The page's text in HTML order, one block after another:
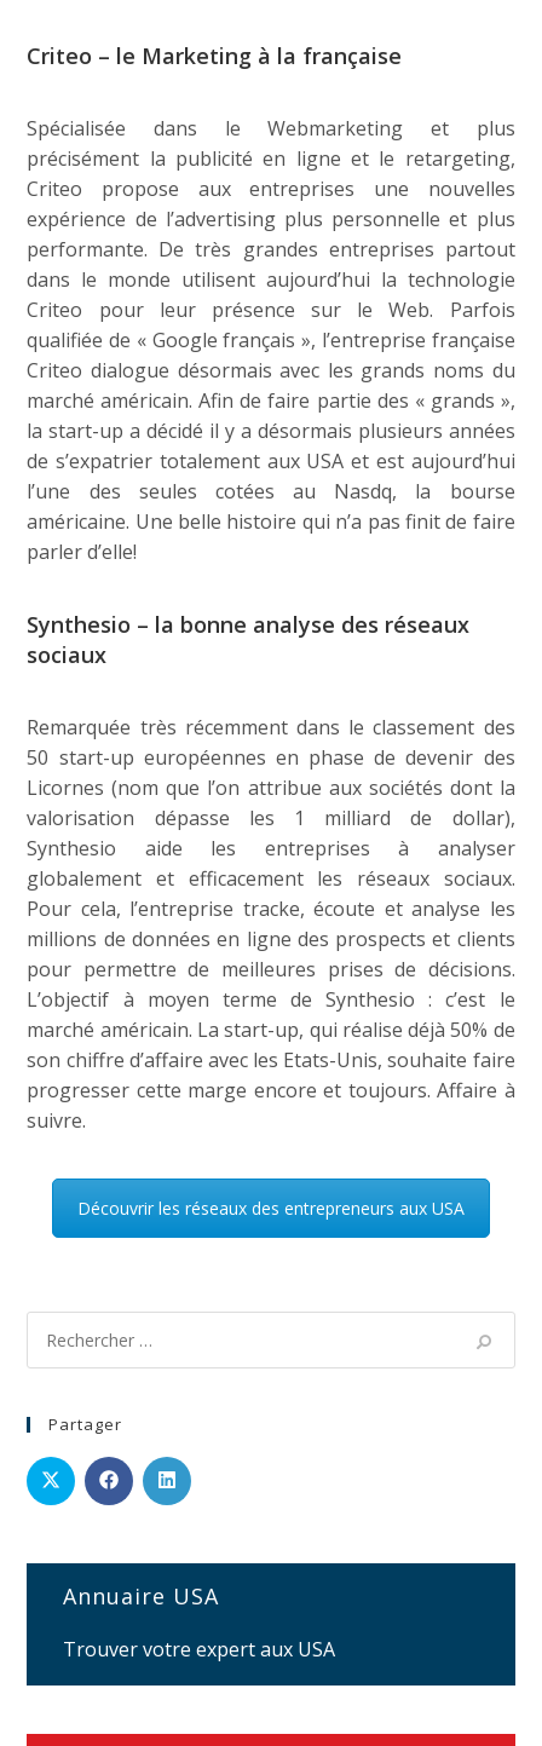
Criteo – le Marketing à la française
Spécialisée dans le Webmarketing et plus
précisément la publicité en ligne et le retargeting,
Criteo propose aux entreprises une nouvelles
expérience de l’advertising plus personnelle et plus
performante. De très grandes entreprises partout
dans le monde utilisent aujourd’hui la technologie
Criteo pour leur présence sur le Web. Parfois
qualifiée de « Google français », l’entreprise française
Criteo dialogue désormais avec les grands noms du
marché américain. Afin de faire partie des « grands »,
la start-up a décidé il y a désormais plusieurs années
de s’expatrier totalement aux USA et est aujourd’hui
l’une des seules cotées au Nasdq, la bourse
américaine. Une belle histoire qui n’a pas finit de faire
parler d’elle!
Synthesio – la bonne analyse des réseaux
sociaux
Remarquée très récemment dans le classement des
50 start-up européennes en phase de devenir des
Licornes (nom que l’on attribue aux sociétés dont la
valorisation dépasse les 1 milliard de dollar),
Synthesio aide les entreprises à analyser
globalement et efficacement les réseaux sociaux.
Pour cela, l’entreprise tracke, écoute et analyse les
millions de données en ligne des prospects et clients
pour permettre de meilleures prises de décisions.
L’objectif à moyen terme de Synthesio : c’est le
marché américain. La start-up, qui réalise déjà 50% de
son chiffre d’affaire avec les Etats-Unis, souhaite faire
progresser cette marge encore et toujours. Affaire à
suivre.
Découvrir les réseaux des entrepreneurs aux USA
Partager
Annuaire USA
Trouver votre expert aux USA